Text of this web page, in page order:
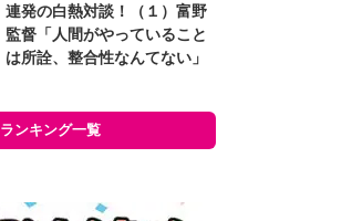
連発の白熱対談！（１）富野
監督「人間がやっていること
は所詮、整合性なんてない」
ランキング一覧